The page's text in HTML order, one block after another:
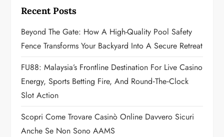
g
a
t
i
o
n
Recent Posts
Beyond The Gate: How A High-Quality Pool Safety
Fence Transforms Your Backyard Into A Secure Retreat
FU88: Malaysia’s Frontline Destination For Live Casino
Energy, Sports Betting Fire, And Round‑the‑Clock
Slot Action
Scopri Come Trovare Casinò Online Davvero Sicuri
Anche Se Non Sono AAMS